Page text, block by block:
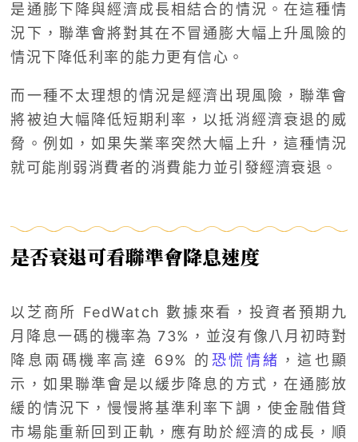
是通膨下降與經濟成長相結合的情況。在這種情
況下，聯準會將對其在不冒通膨大幅上升風險的
情況下降低利率的能力更有信心。
而一種不太理想的情況是經濟出現風險，聯準會
將被迫大幅降低短期利率，以抵消經濟衰退的威
脅。例如，如果失業率突然大幅上升，這種情況
就可能削弱消費者的消費能力並引發經濟衰退。
是否衰退可看聯準會降息速度
以芝商所 FedWatch 數據來看，投資者預期九
月降息一碼的機率為 73%，並沒有像八月初時對
降息兩碼機率高達 69% 的 恐慌情緒 ，這也顯
示，如果聯準會是以緩步降息的方式，在通膨放
緩的情況下，慢慢將基準利率下調，使金融借貸
市場能重新回到正軌，應有助於經濟的成長，順